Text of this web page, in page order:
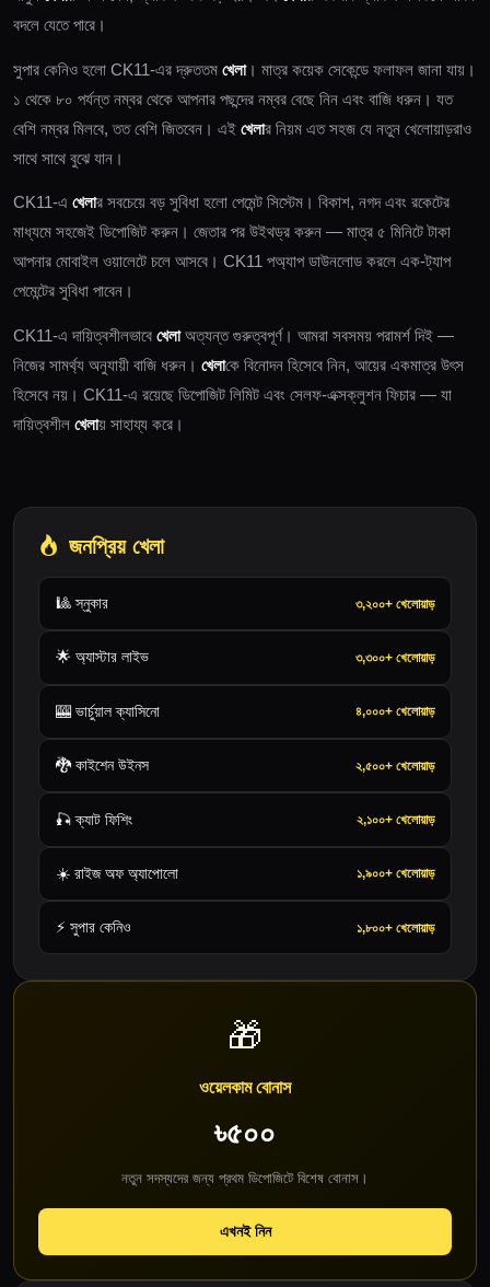
বদলে যেতে পারে।
সুপার কেনিও হলো CK11-এর দ্রুততম খেলা। মাত্র কয়েক সেকেন্ডে ফলাফল জানা যায়।
১ থেকে ৮০ পর্যন্ত নম্বর থেকে আপনার পছন্দের নম্বর বেছে নিন এবং বাজি ধরুন। যত
বেশি নম্বর মিলবে, তত বেশি জিতবেন। এই খেলার নিয়ম এত সহজ যে নতুন খেলোয়াড়রাও
সাথে সাথে বুঝে যান।
CK11-এ খেলার সবচেয়ে বড় সুবিধা হলো পেমেন্ট সিস্টেম। বিকাশ, নগদ এবং রকেটের
মাধ্যমে সহজেই ডিপোজিট করুন। জেতার পর উইথড্র করুন — মাত্র ৫ মিনিটে টাকা
আপনার মোবাইল ওয়ালেটে চলে আসবে। CK11 পঅ্যাপ ডাউনলোড করলে এক-ট্যাপ
পেমেন্টের সুবিধা পাবেন।
CK11-এ দায়িত্বশীলভাবে খেলাঅত্যন্ত গুরুত্বপূর্ণ। আমরা সবসময় পরামর্শ দিই —
নিজের সামর্থ্য অনুযায়ী বাজি ধরুন। খেলাকে বিনোদন হিসেবে নিন, আয়ের একমাত্র উৎস
হিসেবে নয়। CK11-এ রয়েছে ডিপোজিট লিমিট এবং সেলফ-এক্সক্লুশন ফিচার — যা
দায়িত্বশীল খেলায় সাহায্য করে।
জনপ্রিয় খেলা
🎱 স্নুকার ৩,২০০+ খেলোয়াড়
🌟 অ্যাস্টার লাইভ ৩,৩০০+ খেলোয়াড়
🎰 ভার্চুয়াল ক্যাসিনো ৪,০০০+ খেলোয়াড়
🐉 কাইশেন উইনস ২,৫০০+ খেলোয়াড়
🎣 ক্যাট ফিশিং ২,১০০+ খেলোয়াড়
☀️ রাইজ অফ অ্যাপোলো ১,৯০০+ খেলোয়াড়
⚡ সুপার কেনিও ১,৮০০+ খেলোয়াড়
🎁
ওয়েলকাম বোনাস
৳৫০০
নতুন সদস্যদের জন্য প্রথম ডিপোজিটে বিশেষ বোনাস।
এখনই নিন